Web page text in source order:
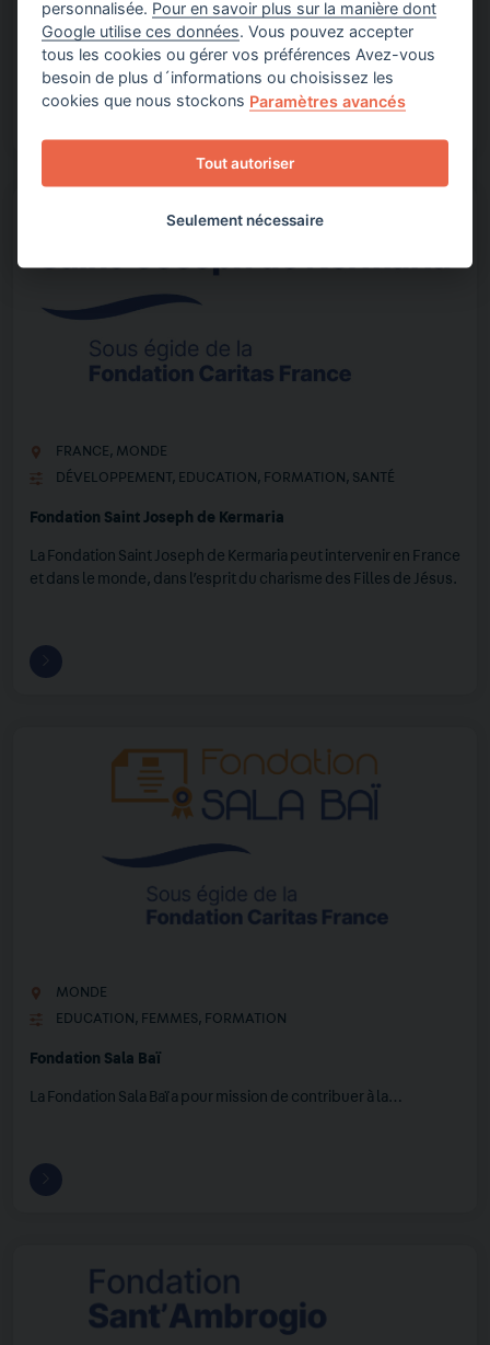
La Fondation Saint François - Solidaires a pour objet : Le…
FRANCE, MONDE
DÉVELOPPEMENT , EDUCATION , FORMATION , SANTÉ
Fondation Saint Joseph de Kermaria
La Fondation Saint Joseph de Kermaria peut intervenir en France
et dans le monde, dans l’esprit du charisme des Filles de Jésus.
MONDE
EDUCATION , FEMMES, FORMATION
Fondation Sala Baï
La Fondation Sala Baï a pour mission de contribuer à la…
personnalisée. Pour en savoir plus sur la manière dont
Google utilise ces données . Vous pouvez accepter
tous les cookies ou gérer vos préférences Avez-vous
besoin de plus d´informations ou choisissez les
cookies que nous stockons Paramètres avancés
Tout autoriser
Seulement nécessaire